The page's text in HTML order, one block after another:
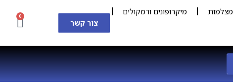
מצלמות מיקרופונים ורמקולים
צור קשר
0